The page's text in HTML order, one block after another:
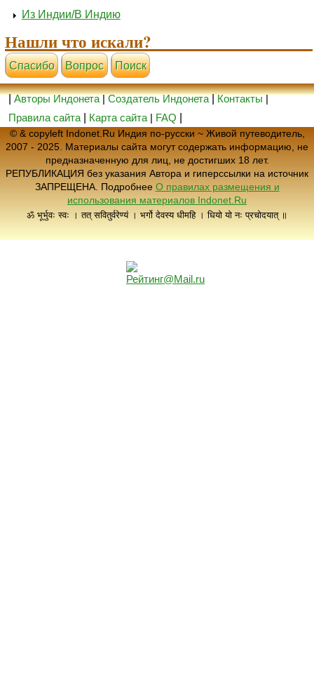
Из Индии/В Индию
Нашли что искали?
Cпасибо Вопрос Поиск
|Авторы Индонета|Создатель Индонета|Контакты|
Правила сайта
Карта сайта | FAQ
© & copyleft Indonet.Ru Индия по-русски ~ Живой путеводитель,
2007 - 2025. Материалы сайта могут содержать информацию, не
предназначенную для лиц, не достигших 18 лет.
РЕПУБЛИКАЦИЯ без указания Автора и гиперссылки на источник
ЗАПРЕЩЕНА. Подробнее О правилах размещения и
использования материалов Indonet.Ru
ॐ भूर्भुवः स्वः । तत् सवितुर्वरेण्यं । भर्गो देवस्य धीमहि । धियो यो नः प्रचोदयात् ॥